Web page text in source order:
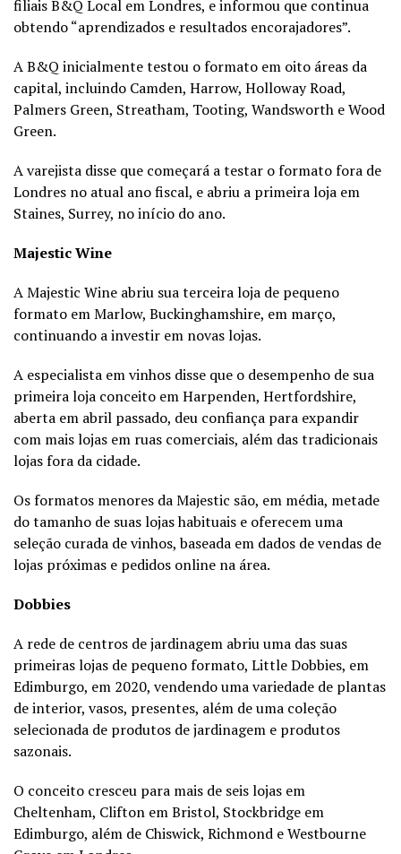
filiais B&Q Local em Londres, e informou que continua
obtendo “aprendizados e resultados encorajadores”.
A B&Q inicialmente testou o formato em oito áreas da
capital, incluindo Camden, Harrow, Holloway Road,
Palmers Green, Streatham, Tooting, Wandsworth e Wood
Green.
A varejista disse que começará a testar o formato fora de
Londres no atual ano fiscal, e abriu a primeira loja em
Staines, Surrey, no início do ano.
Majestic Wine
A Majestic Wine abriu sua terceira loja de pequeno
formato em Marlow, Buckinghamshire, em março,
continuando a investir em novas lojas.
A especialista em vinhos disse que o desempenho de sua
primeira loja conceito em Harpenden, Hertfordshire,
aberta em abril passado, deu confiança para expandir
com mais lojas em ruas comerciais, além das tradicionais
lojas fora da cidade.
Os formatos menores da Majestic são, em média, metade
do tamanho de suas lojas habituais e oferecem uma
seleção curada de vinhos, baseada em dados de vendas de
lojas próximas e pedidos online na área.
Dobbies
A rede de centros de jardinagem abriu uma das suas
primeiras lojas de pequeno formato, Little Dobbies, em
Edimburgo, em 2020, vendendo uma variedade de plantas
de interior, vasos, presentes, além de uma coleção
selecionada de produtos de jardinagem e produtos
sazonais.
O conceito cresceu para mais de seis lojas em
Cheltenham, Clifton em Bristol, Stockbridge em
Edimburgo, além de Chiswick, Richmond e Westbourne